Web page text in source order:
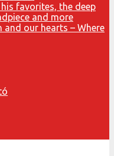
favorites, the deep
and more
our hearts – Where